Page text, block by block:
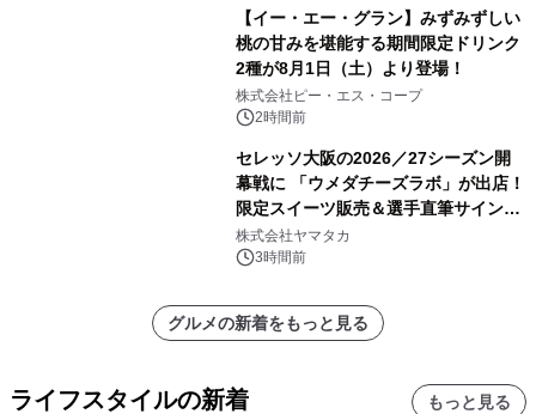
【イー・エー・グラン】みずみずしい
桃の甘みを堪能する期間限定ドリンク
2種が8月1日（土）より登場！
株式会社ピー・エス・コープ
2時間前
セレッソ大阪の2026／27シーズン開
幕戦に 「ウメダチーズラボ」が出店！
限定スイーツ販売＆選手直筆サイング
ッズが当たる抽選会を 8月8日に開催
株式会社ヤマタカ
3時間前
グルメの新着をもっと見る
ライフスタイルの新着 もっと見る